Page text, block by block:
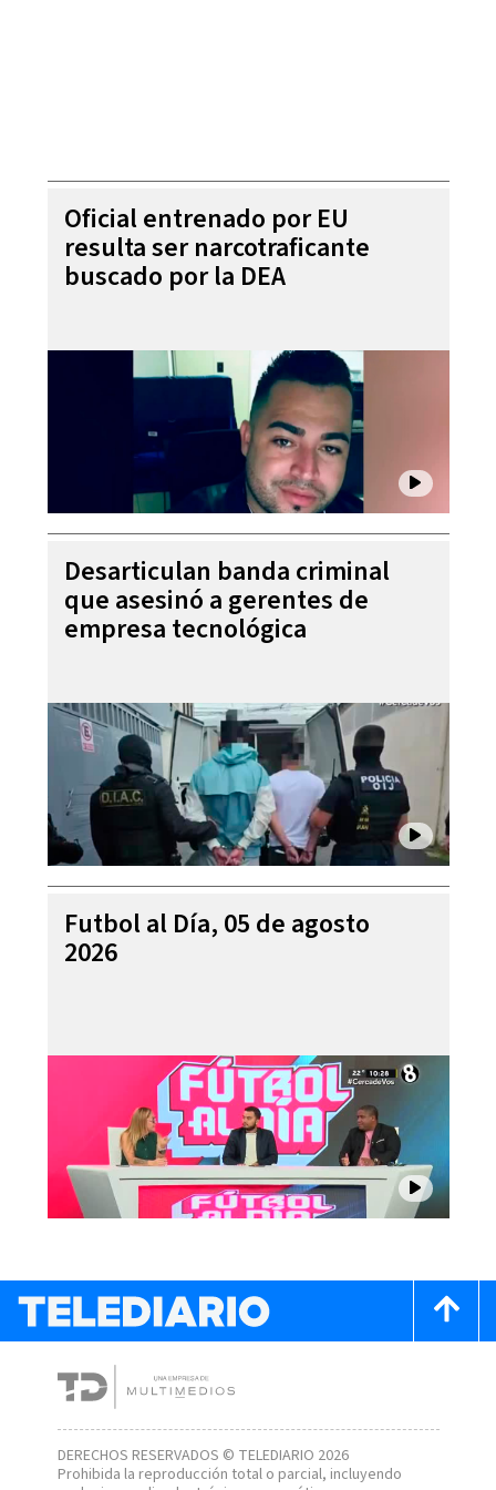
Oficial entrenado por EU
resulta ser narcotraficante
buscado por la DEA
Desarticulan banda criminal
que asesinó a gerentes de
empresa tecnológica
Futbol al Día, 05 de agosto
2026
DERECHOS RESERVADOS © TELEDIARIO 2026
Prohibida la reproducción total o parcial, incluyendo